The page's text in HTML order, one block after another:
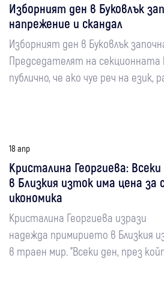
Изборният ден в Буковлък
напрежение и скандал
Изборният ден в Буковлък
Председателят на секционната
публично, че ако чуе реч на език,
18 апр
Кристалина Георгиева:
в Близкия изток има цена
икономика
Кристалина Георгиева изрази
надежда примирието в Близкия
в траен мир. "Всеки ден, през